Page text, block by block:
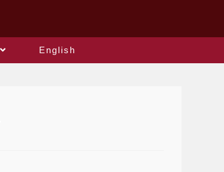
English